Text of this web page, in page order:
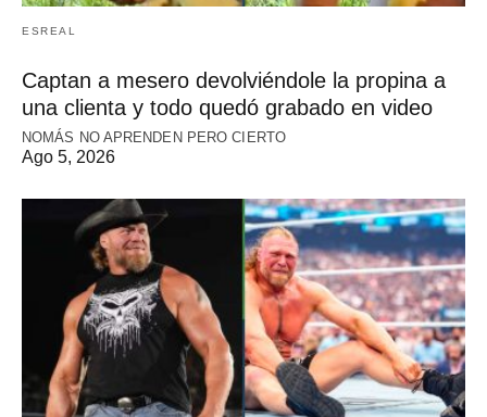
ESREAL
Captan a mesero devolviéndole la propina a
una clienta y todo quedó grabado en video
NOMÁS NO APRENDEN PERO CIERTO
Ago 5, 2026